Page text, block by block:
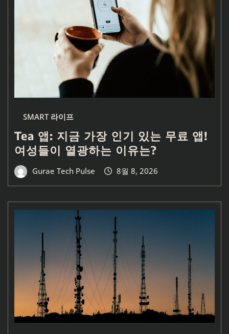
SMART 라이프
Tea 앱: 지금 가장 인기 있는 무료 앱!
여성들이 열광하는 이유는?
Gurae Tech Pulse 8월 8, 2026